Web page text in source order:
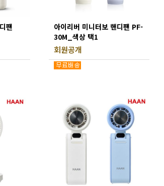
팬
아이리버 미니터보 핸디팬 PF-
30M_색상 택1
회원공개